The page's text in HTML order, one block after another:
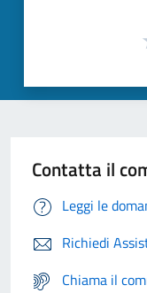
Contatta il
Leggi le
Richiedi
Chiama il